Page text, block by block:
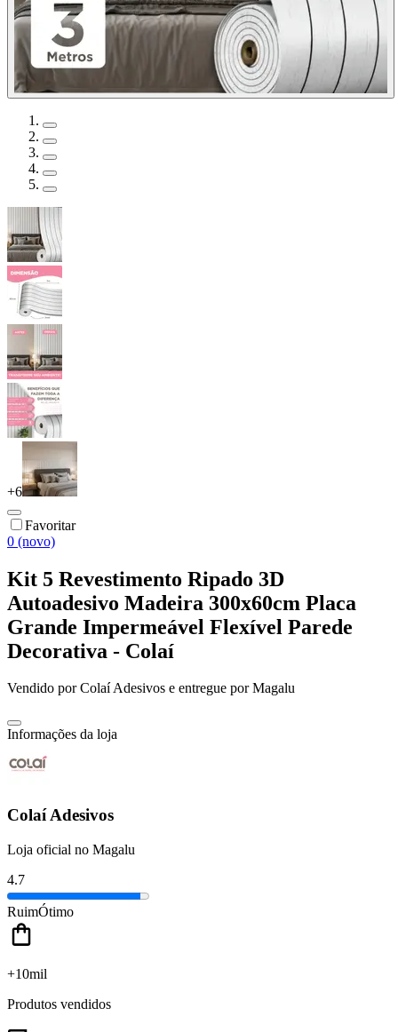
+6
Favoritar
0 (novo)
Kit 5 Revestimento Ripado 3D
Autoadesivo Madeira 300x60cm Placa
Grande Impermeável Flexível Parede
Decorativa - Colaí
Vendido porColaí Adesivos e entregue por Magalu
Informações da loja
Colaí Adesivos
Loja oficial no Magalu
4.7
RuimÓtimo
+10mil
Produtos vendidos